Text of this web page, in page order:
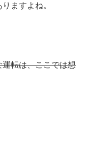
ますよね。
転は、ここでは想